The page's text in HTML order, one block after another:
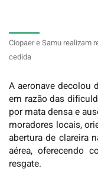
Ciopaer e Samu realizam
cedida
A aeronave decolou
em razão das
por mata densa e
moradores locais,
abertura de clareira
aérea, oferecendo
resgate.